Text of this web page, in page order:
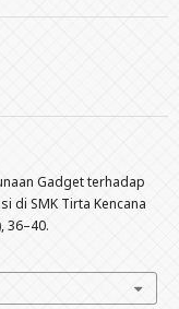
Gadget terhadap
di SMK Tirta Kencana
36–40.